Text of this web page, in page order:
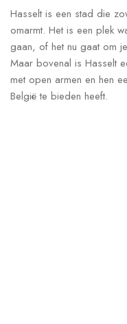
Hasselt is een stad die
omarmt. Het is een plek
gaan, of het nu gaat om
Maar bovenal is Hasselt
met open armen en hen
België te bieden heeft.